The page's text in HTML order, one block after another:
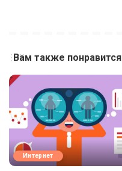
Вам также понравится
Интернет